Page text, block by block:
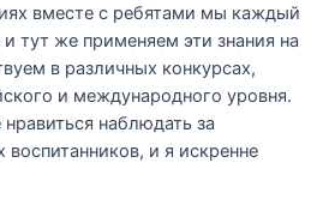
вместе с ребятами мы каждый
тут же применяем эти знания на
в различных конкурсах,
и международного уровня.
наблюдать за
и я искренне